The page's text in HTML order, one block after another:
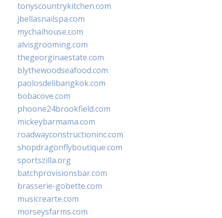
tonyscountrykitchen.com
jbellasnailspa.com
mychaihouse.com
alvisgrooming.com
thegeorginaestate.com
blythewoodseafood.com
paolosdelibangkok.com
bobacove.com
phoone24brookfield.com
mickeybarmama.com
roadwayconstructioninc.com
shopdragonflyboutique.com
sportszilla.org
batchprovisionsbar.com
brasserie-gobette.com
musicrearte.com
morseysfarms.com